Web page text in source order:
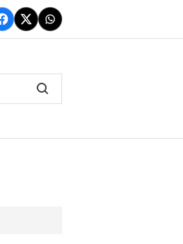
Facebook
TwitterWhatsApp